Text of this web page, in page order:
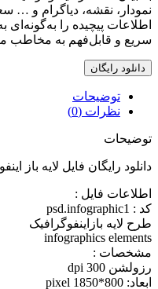
نمودار، نقشه، دیاگرام و …
اطلاعات پیچیده را به‌گونه‌ای
سریع و قابل‌فهم به مخاطب
دانلود رایگان
توضیحات
نظرات (0)
توضیحات
دانلود رایگان فایل لایه باز
اطلاعات فايل :
کد : psd.infographic1
طرح لايه بازاینفوگرافیک
infographics elements
مشخصات :
رزولشن 300 dpi
ابعاد: pixel 1850*800